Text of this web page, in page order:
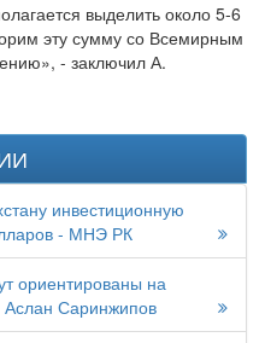
выделить около 5-6
эту сумму со Всемирным
- заключил А.
инвестиционную
- МНЭ РК
ориентированы на
Аслан Саринжипов